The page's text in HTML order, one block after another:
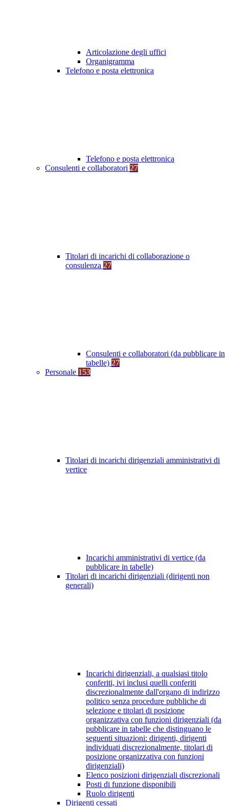
Articolazione degli uffici
Organigramma
Telefono e posta elettronica
Telefono e posta elettronica
Consulenti e collaboratori 27
Titolari di incarichi di collaborazione o
consulenza 27
Consulenti e collaboratori (da pubblicare in
tabelle) 27
Personale 153
Titolari di incarichi dirigenziali amministrativi di
vertice
Incarichi amministrativi di vertice (da
pubblicare in tabelle)
Titolari di incarichi dirigenziali (dirigenti non
generali)
Incarichi dirigenziali, a qualsiasi titolo
conferiti, ivi inclusi quelli conferiti
discrezionalmente dall'organo di indirizzo
politico senza procedure pubbliche di
selezione e titolari di posizione
organizzativa con funzioni dirigenziali (da
pubblicare in tabelle che distinguano le
seguenti situazioni: dirigenti, dirigenti
individuati discrezionalmente, titolari di
posizione organizzativa con funzioni
dirigenziali)
Elenco posizioni dirigenziali discrezionali
Posti di funzione disponibili
Ruolo dirigenti
Dirigenti cessati